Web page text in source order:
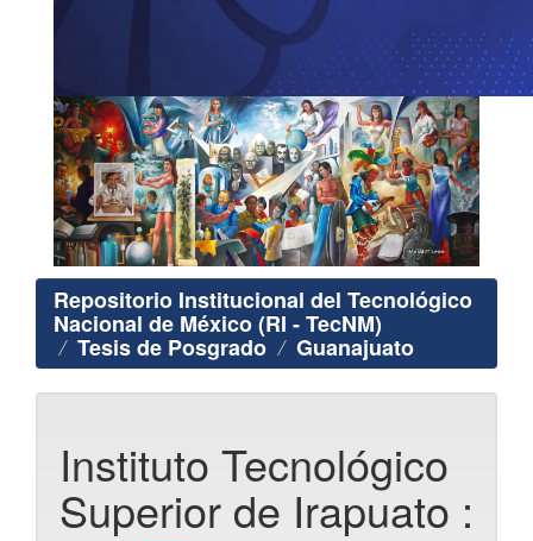
Repositorio Institucional del Tecnológico
Nacional de México (RI - TecNM)
Tesis de Posgrado Guanajuato
Instituto Tecnológico
Superior de Irapuato :